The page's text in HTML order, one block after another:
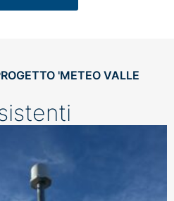
'METEO VALLE